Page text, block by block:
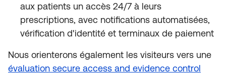
aux patients un accès 24/7 à leurs
prescriptions, avec notifications automatisées,
vérification d'identité et terminaux de paiement
Nous orienterons également les visiteurs vers une
évaluation secure access and evidence control